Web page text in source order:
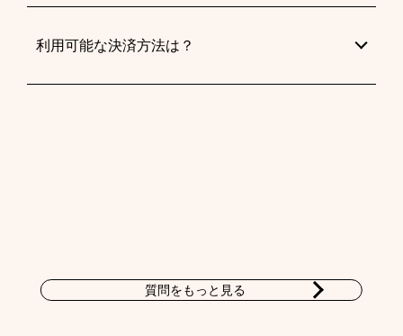
利用可能な決済方法は？
質問をもっと見る